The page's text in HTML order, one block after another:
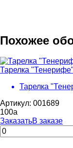
Похожее
Тарелка
Тарелка
Артикул: 001689
100a
ЗаказатьВ заказе